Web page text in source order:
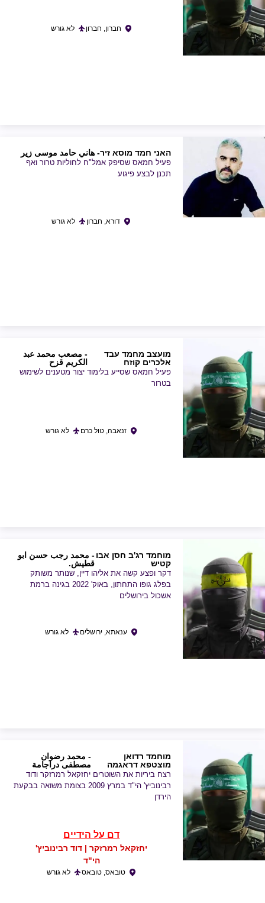
חברון, חברון לא גורש
האני חמד מוסא זיר - هاني حامد موسى زير
פעיל חמאס שסיפק אמל"ח לחוליות טרור ואף
תכנן לבצע פיגוע
דורא, חברון לא גורש
מועצב מחמד עבד
אלכרים קוזח
- مصعب محمد عبد
الكريم قزح
פעיל חמאס שסייע בלימוד יצור מטענים לשימוש
בטרור
זנאבה, טול כרם לא גורש
מוחמד רג'ב חסן אבו
קטיש
- محمد رجب حسن ابو
قطيش.
דקר ופצע קשה את אליהו דיין, שנותר משותק
בפלג גופו התחתון, באוק' 2022 בגינה ברמת
אשכול בירושלים
ענאתא, ירושלים לא גורש
מוחמד רדואן
מוצטפא דראגמה
- محمد رضوان
مصطفى دراجامة
רצח ביריות את השוטרים יחזקאל רמרזקר ודוד
רבינוביץ' הי"ד במרץ 2009 בצומת משואה בבקעת
הירדן
דם על הידיים
יחזקאל רמרזקר | דוד רבינוביץ'
הי"ד
טובאס, טובאס לא גורש